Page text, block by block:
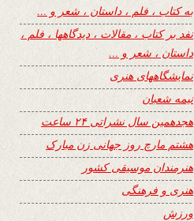
به کتاب ، فلم ، داستان ، شعر و …
نفد بر کتاب ، مقالات ، دیدگاهها ، فلم ،
داستان ، شعر و …
نمایشگاههای هنری
نیمه شعبان
هجدهمین سال نشراتی ۲۴ ساعت
هشتم مارچ روز جهانی زن مبارک
هنرمندان موسیقی کشور
هنری و فرهنگی
ورزش